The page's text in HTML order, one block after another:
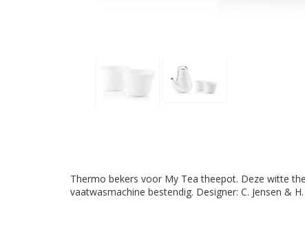
Thermo bekers voor My Tea theepot. Deze witte
vaatwasmachine bestendig. Designer: C. Jensen &